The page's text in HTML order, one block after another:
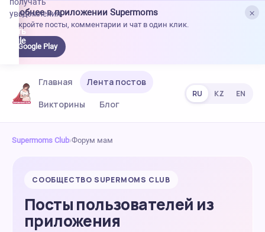
×
Удобнее в приложении Supermoms
Откройте посты, комментарии и чат в один клик.
Google Play
уведомления.
Главная
Лента постов
Викторины
Блог
RU KZ EN
Supermoms Club›Форум мам
СООБЩЕСТВО SUPERMOMS CLUB
Посты пользователей из
приложения